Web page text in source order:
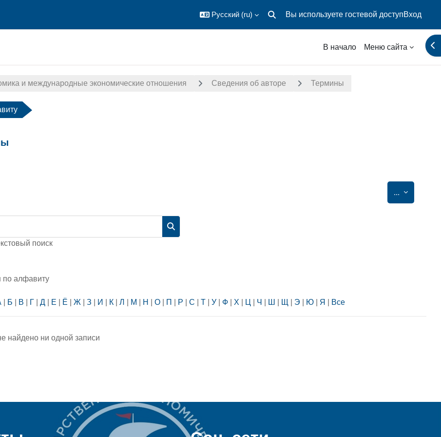
Русский ‎(ru)‎
Изменить данные поисковой строки
Вы используете гостевой доступВход
В начало Меню сайта
и международные экономические отношения Сведения об авторе Термины
... Экспорт
поиск
по алфавиту
Б В Г Д Е Ё Ж З И К Л М Н О П Р С Т У Ф Х Ц Ч Ш Щ Э Ю Я Все
найдено ни одной записи